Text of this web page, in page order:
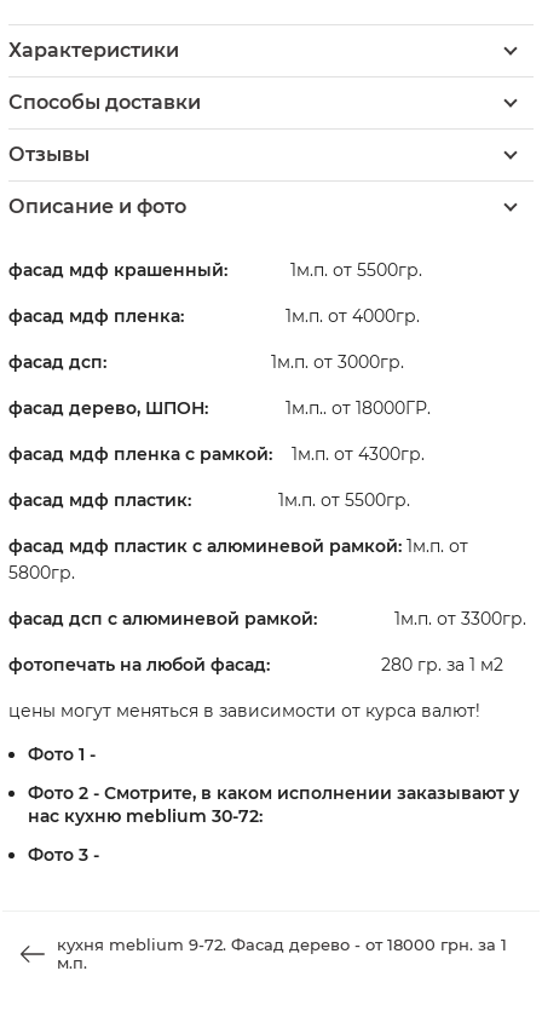
Характеристики
Способы доставки
Отзывы
Описание и фото
фасад мдф крашенный: 1м.п. от 5500гр.
фасад мдф пленка: 1м.п. от 4000гр.
фасад дсп: 1м.п. от 3000гр.
фасад дерево, ШПОН: 1м.п.. от 18000ГР.
фасад мдф пленка с рамкой: 1м.п. от 4300гр.
фасад мдф пластик: 1м.п. от 5500гр.
фасад мдф пластик с алюминевой рамкой: 1м.п. от
5800гр.
фасад дсп с алюминевой рамкой: 1м.п. от 3300гр.
фотопечать на любой фасад: 280 гр. за 1 м2
цены могут меняться в зависимости от курса валют!
Фото 1 -
Фото 2 - Смотрите, в каком исполнении заказывают у
нас кухню meblium 30-72:
Фото 3 -
кухня meblium 9-72. Фасад дерево - от 18000 грн. за 1
м.п.